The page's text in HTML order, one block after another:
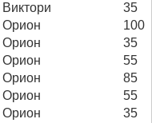
Виктори
35
Орион
100
Орион
35
Орион
55
Орион
85
Орион
55
Орион
35